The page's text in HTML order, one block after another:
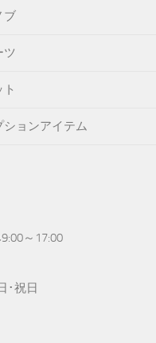
ブ
ツ
ションアイテム
～17:00
･祝日